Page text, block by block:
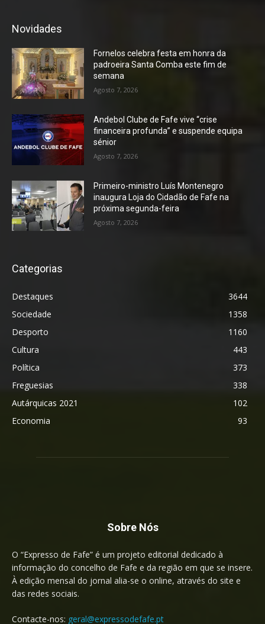
Novidades
Fornelos celebra festa em honra da
padroeira Santa Comba este fim de
semana
Agosto 7, 2026
Andebol Clube de Fafe vive “crise
financeira profunda” e suspende equipa
sénior
Agosto 7, 2026
Primeiro-ministro Luís Montenegro
inaugura Loja do Cidadão de Fafe na
próxima segunda-feira
Agosto 7, 2026
Categorias
Destaques
3644
Sociedade
1358
Desporto
1160
Cultura
443
Política
373
Freguesias
338
Autárquicas 2021
102
Economia
93
Sobre Nós
O “Expresso de Fafe” é um projeto editorial dedicado à
informação do concelho de Fafe e da região em que se insere.
À edição mensal do jornal alia-se o online, através do site e
das redes sociais.
Contacte-nos: geral@expressodefafe.pt